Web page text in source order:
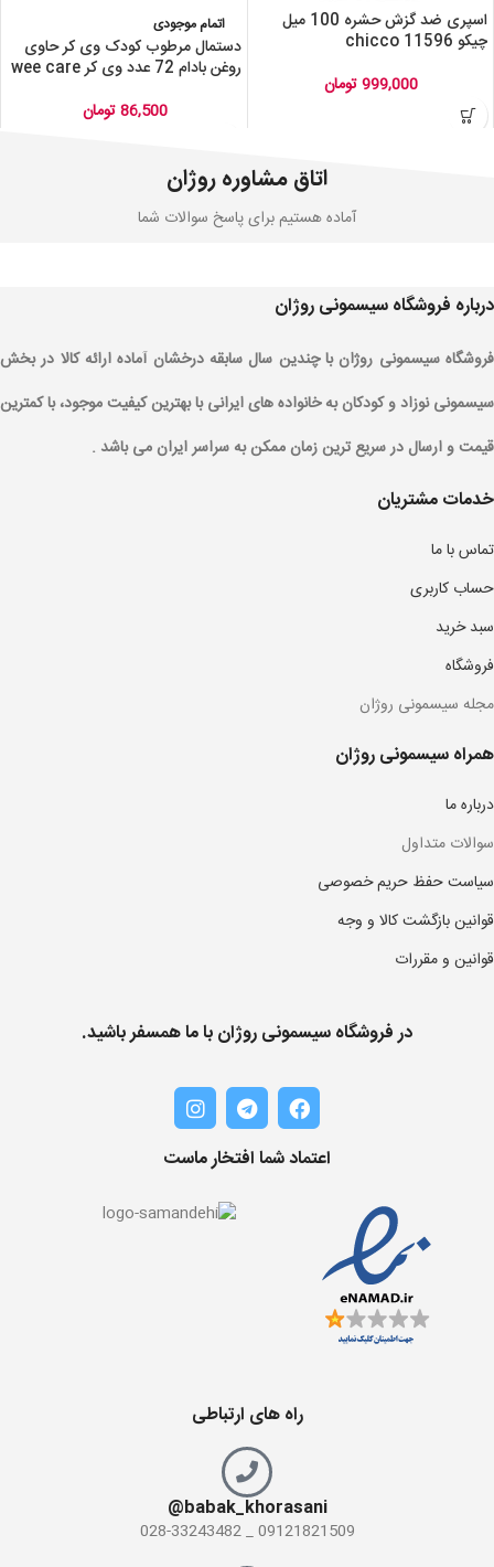
اسپری ضد گزش حشره 100 میل
چیکو 11596 chicco
999,000تومان
اتمام موجودی
دستمال مرطوب کودک وی کر حاوی
روغن بادام 72 عدد وی کر wee care
86,500تومان
اتاق مشاوره روژان
آماده هستیم برای پاسخ سوالات شما
درباره فروشگاه سیسمونی روژان
فروشگاه سیسمونی روژان با چندین سال سابقه درخشان آماده ارائه کالا در بخش
سیسمونی نوزاد و کودکان به خانواده های ایرانی با بهترین کیفیت موجود، با کمترین
قیمت و ارسال در سریع ترین زمان ممکن به سراسر ایران می باشد .
خدمات مشتریان
تماس با ما
حساب کاربری
سبد خرید
فروشگاه
مجله سیسمونی روژان
همراه سیسمونی روژان
درباره ما
سوالات متداول
سیاست حفظ حریم خصوصی
قوانین بازگشت کالا و وجه
قوانین و مقررات
در فروشگاه سیسمونی روژان با ما همسفر باشید.
اعتماد شما افتخار ماست
راه های ارتباطی
babak_khorasani@
09121821509 _ 028-33243482